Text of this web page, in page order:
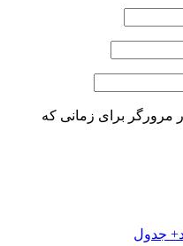
مرورگر برای زمانی که